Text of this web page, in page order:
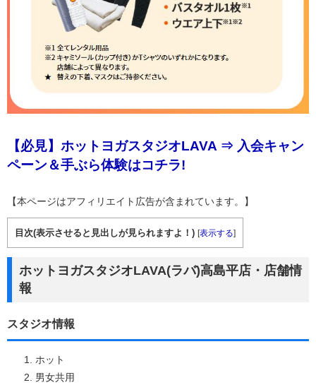
【必見】ホットヨガスタジオLAVA ⇒ 入会キャン
ペーン＆手ぶら体験はコチラ!
【本ページはアフィリエイト広告が含まれています。】
目次(表示させると見出しが見られますよ！) [表示する]
ホットヨガスタジオLAVA(ラバ)高島平店・店舗情
報
スタジオ情報
ホット
男女共用